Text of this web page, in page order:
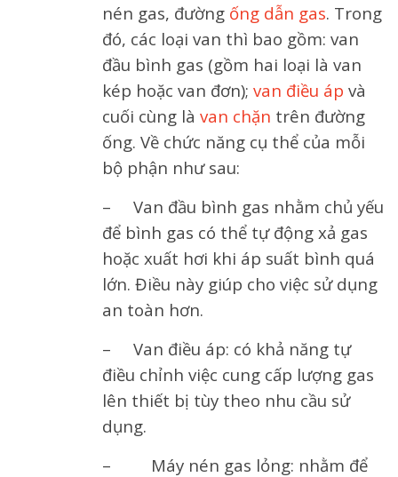
nén gas, đường ống dẫn gas. Trong
đó, các loại van thì bao gồm: van
đầu bình gas (gồm hai loại là van
kép hoặc van đơn); van điều áp và
cuối cùng là van chặn trên đường
ống. Về chức năng cụ thể của mỗi
bộ phận như sau:
– Van đầu bình gas nhằm chủ yếu
để bình gas có thể tự động xả gas
hoặc xuất hơi khi áp suất bình quá
lớn. Điều này giúp cho việc sử dụng
an toàn hơn.
– Van điều áp: có khả năng tự
điều chỉnh việc cung cấp lượng gas
lên thiết bị tùy theo nhu cầu sử
dụng.
– Máy nén gas lỏng: nhằm để